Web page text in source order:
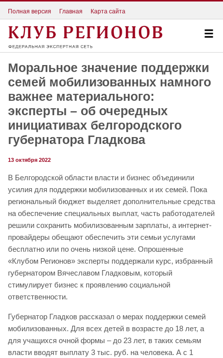
Полная версия Главная Карта сайта
Моральное значение поддержки
семей мобилизованных намного
важнее материального:
эксперты – об очередных
инициативах белгородского
губернатора Гладкова
13 октября 2022
В Белгородской области власти и бизнес объединили
усилия для поддержки мобилизованных и их семей. Пока
региональный бюджет выделяет дополнительные средства
на обеспечение специальных выплат, часть работодателей
решили сохранить мобилизованным зарплаты, а интернет-
провайдеры обещают обеспечить эти семьи услугами
бесплатно или по очень низкой цене. Опрошенные
«Клубом Регионов» эксперты поддержали курс, избранный
губернатором Вячеславом Гладковым, который
стимулирует бизнес к проявлению социальной
ответственности.
Губернатор Гладков рассказал о мерах поддержки семей
мобилизованных. Для всех детей в возрасте до 18 лет, а
для учащихся очной формы – до 23 лет, в таких семьям
власти вводят выплату 3 тыс. руб. на человека. А с 1